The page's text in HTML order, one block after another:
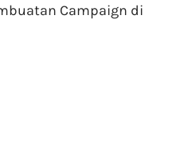
Campaign di